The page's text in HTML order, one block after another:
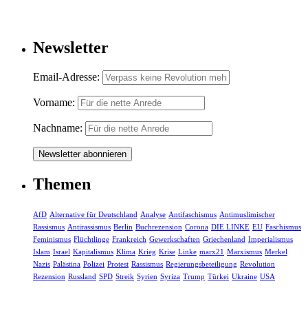
Newsletter
Email-Adresse:
Vorname:
Nachname:
Themen
AfD Alternative für Deutschland Analyse Antifaschismus Antimuslimischer
Rassismus Antirassismus Berlin Buchrezension Corona DIE LINKE EU Faschismus
Feminismus Flüchtlinge Frankreich Gewerkschaften Griechenland Imperialismus
Islam Israel Kapitalismus Klima Krieg Krise Linke marx21 Marxismus Merkel
Nazis Palästina Polizei Protest Rassismus Regierungsbeteiligung Revolution
Rezension Russland SPD Streik Syrien Syriza Trump Türkei Ukraine USA